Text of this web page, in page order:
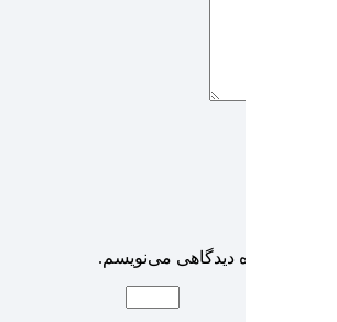
که دوباره دیدگاهی می‌نویسم.